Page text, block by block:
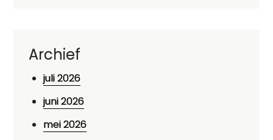
Archief
juli 2026
juni 2026
mei 2026